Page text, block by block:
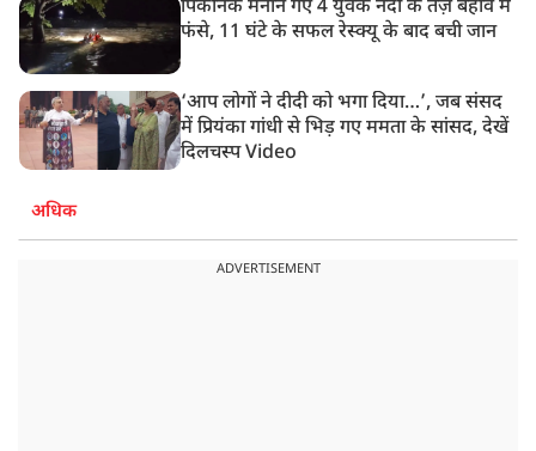
पिकनिक मनाने गए 4 युवक नदी के तेज़ बहाव में
फंसे, 11 घंटे के सफल रेस्क्यू के बाद बची जान
‘आप लोगों ने दीदी को भगा दिया…’, जब संसद
में प्रियंका गांधी से भिड़ गए ममता के सांसद, देखें
दिलचस्प Video
अधिक
ADVERTISEMENT